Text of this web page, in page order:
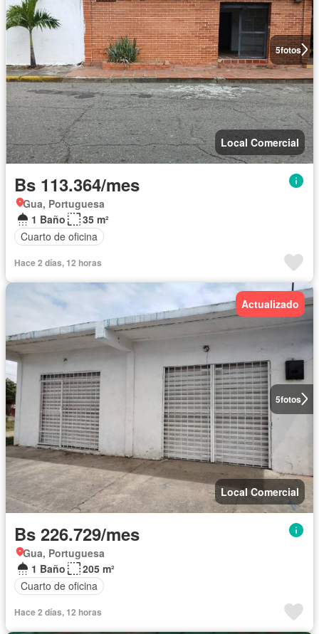
5fotos
Local Comercial
Bs 113.364/mes
Gua, Portuguesa
1 Baño
35 m²
Cuarto de oficina
Hace 2 días, 12 horas
5fotos
Actualizado
Local Comercial
Bs 226.729/mes
Gua, Portuguesa
1 Baño
205 m²
Cuarto de oficina
Hace 2 días, 12 horas